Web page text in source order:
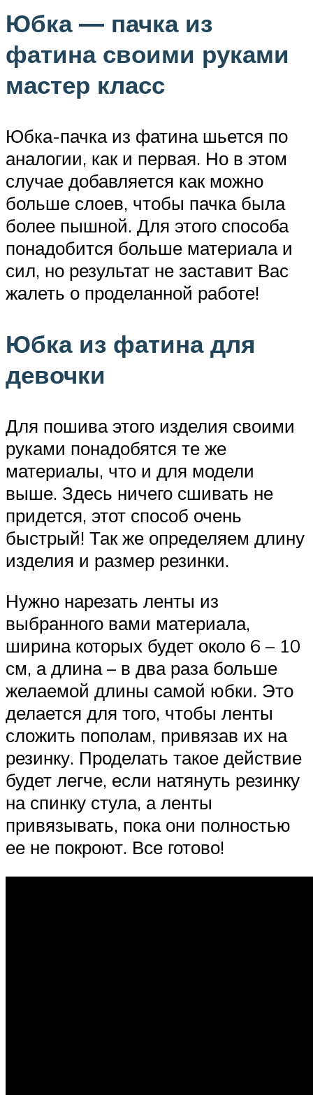
Юбка — пачка из
фатина своими руками
мастер класс
Юбка-пачка из фатина шьется по
аналогии, как и первая. Но в этом
случае добавляется как можно
больше слоев, чтобы пачка была
более пышной. Для этого способа
понадобится больше материала и
сил, но результат не заставит Вас
жалеть о проделанной работе!
Юбка из фатина для
девочки
Для пошива этого изделия своими
руками понадобятся те же
материалы, что и для модели
выше. Здесь ничего сшивать не
придется, этот способ очень
быстрый! Так же определяем длину
изделия и размер резинки.
Нужно нарезать ленты из
выбранного вами материала,
ширина которых будет около 6 – 10
см, а длина – в два раза больше
желаемой длины самой юбки. Это
делается для того, чтобы ленты
сложить пополам, привязав их на
резинку. Проделать такое действие
будет легче, если натянуть резинку
на спинку стула, а ленты
привязывать, пока они полностью
ее не покроют. Все готово!